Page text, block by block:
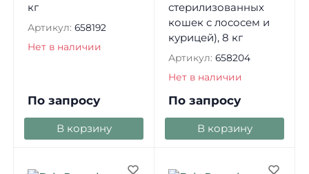
кг
Артикул: 658192
Нет в наличии
По запросу
В корзину
стерилизованных
кошек с лососем и
курицей), 8 кг
Артикул: 658204
Нет в наличии
По запросу
В корзину